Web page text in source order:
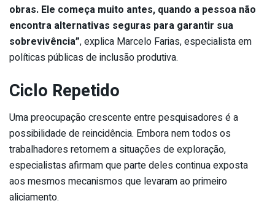
obras. Ele começa muito antes, quando a pessoa não
encontra alternativas seguras para garantir sua
sobrevivência”, explica Marcelo Farias, especialista em
políticas públicas de inclusão produtiva.
Ciclo Repetido
Uma preocupação crescente entre pesquisadores é a
possibilidade de reincidência. Embora nem todos os
trabalhadores retornem a situações de exploração,
especialistas afirmam que parte deles continua exposta
aos mesmos mecanismos que levaram ao primeiro
aliciamento.